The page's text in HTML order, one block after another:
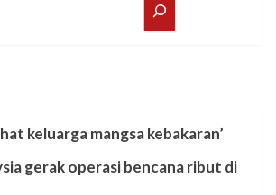
keluarga mangsa kebakaran’
gerak operasi bencana ribut di